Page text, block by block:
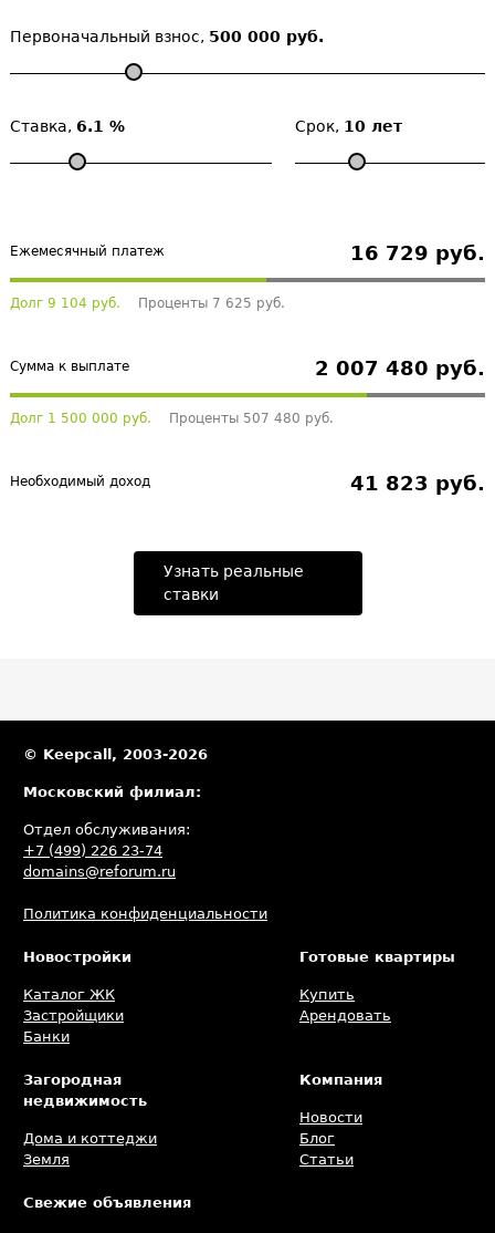
Первоначальный взнос, 500 000 руб.
Ставка, 6.1 % Срок, 10 лет
Ежемесячный платеж 16 729 руб.
Долг 9 104 руб. Проценты 7 625 руб.
Сумма к выплате 2 007 480 руб.
Долг 1 500 000 руб. Проценты 507 480 руб.
Необходимый доход 41 823 руб.
Узнать реальные
ставки
© Keepcall, 2003-2026
Московский филиал:
Отдел обслуживания:
+7 (499) 226 23-74
domains@reforum.ru
Политика конфиденциальности
Новостройки
Каталог ЖК
Застройщики
Банки
Готовые квартиры
Купить
Арендовать
Загородная
недвижимость
Дома и коттеджи
Земля
Компания
Новости
Блог
Статьи
Свежие объявления